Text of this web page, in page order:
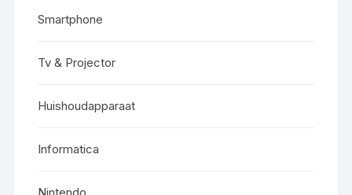
Smartphone
Tv & Projector
Huishoudapparaat
Informatica
Nintendo